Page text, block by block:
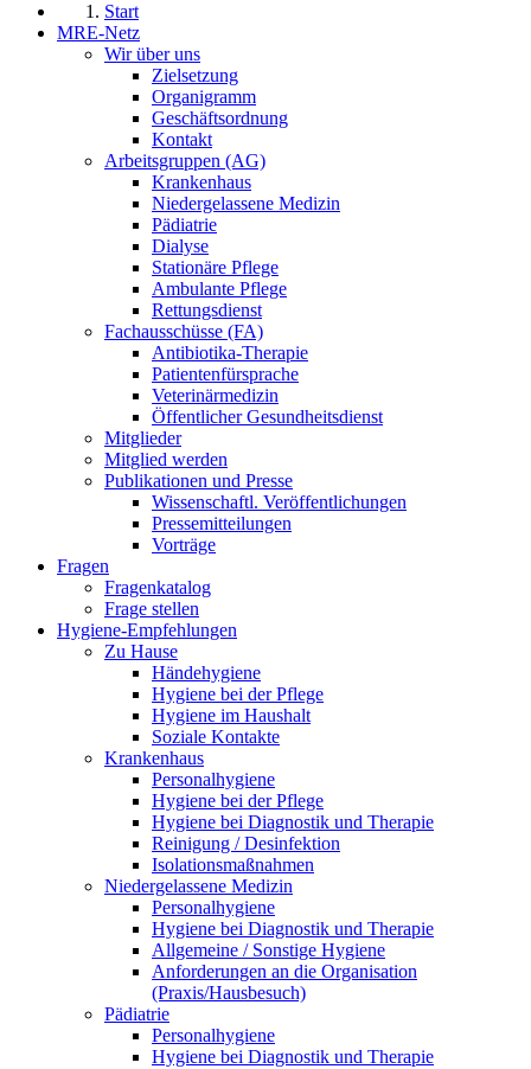
Start
MRE-Netz
Wir über uns
Zielsetzung
Organigramm
Geschäftsordnung
Kontakt
Arbeitsgruppen (AG)
Krankenhaus
Niedergelassene Medizin
Pädiatrie
Dialyse
Stationäre Pflege
Ambulante Pflege
Rettungsdienst
Fachausschüsse (FA)
Antibiotika-Therapie
Patientenfürsprache
Veterinärmedizin
Öffentlicher Gesundheitsdienst
Mitglieder
Mitglied werden
Publikationen und Presse
Wissenschaftl. Veröffentlichungen
Pressemitteilungen
Vorträge
Fragen
Fragenkatalog
Frage stellen
Hygiene-Empfehlungen
Zu Hause
Händehygiene
Hygiene bei der Pflege
Hygiene im Haushalt
Soziale Kontakte
Krankenhaus
Personalhygiene
Hygiene bei der Pflege
Hygiene bei Diagnostik und Therapie
Reinigung / Desinfektion
Isolationsmaßnahmen
Niedergelassene Medizin
Personalhygiene
Hygiene bei Diagnostik und Therapie
Allgemeine / Sonstige Hygiene
Anforderungen an die Organisation
(Praxis/Hausbesuch)
Pädiatrie
Personalhygiene
Hygiene bei Diagnostik und Therapie